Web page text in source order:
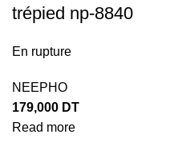
trépied np-8840
En rupture
NEEPHO
179,000 DT
Read more